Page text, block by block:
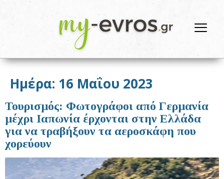
Ημέρα: 16 Μαΐου 2023
Τουρισμός: Φωτογράφοι από Γερμανία
μέχρι Ιαπωνία έρχονται στην Ελλάδα
για να τραβήξουν τα αεροσκάφη που
χορεύουν